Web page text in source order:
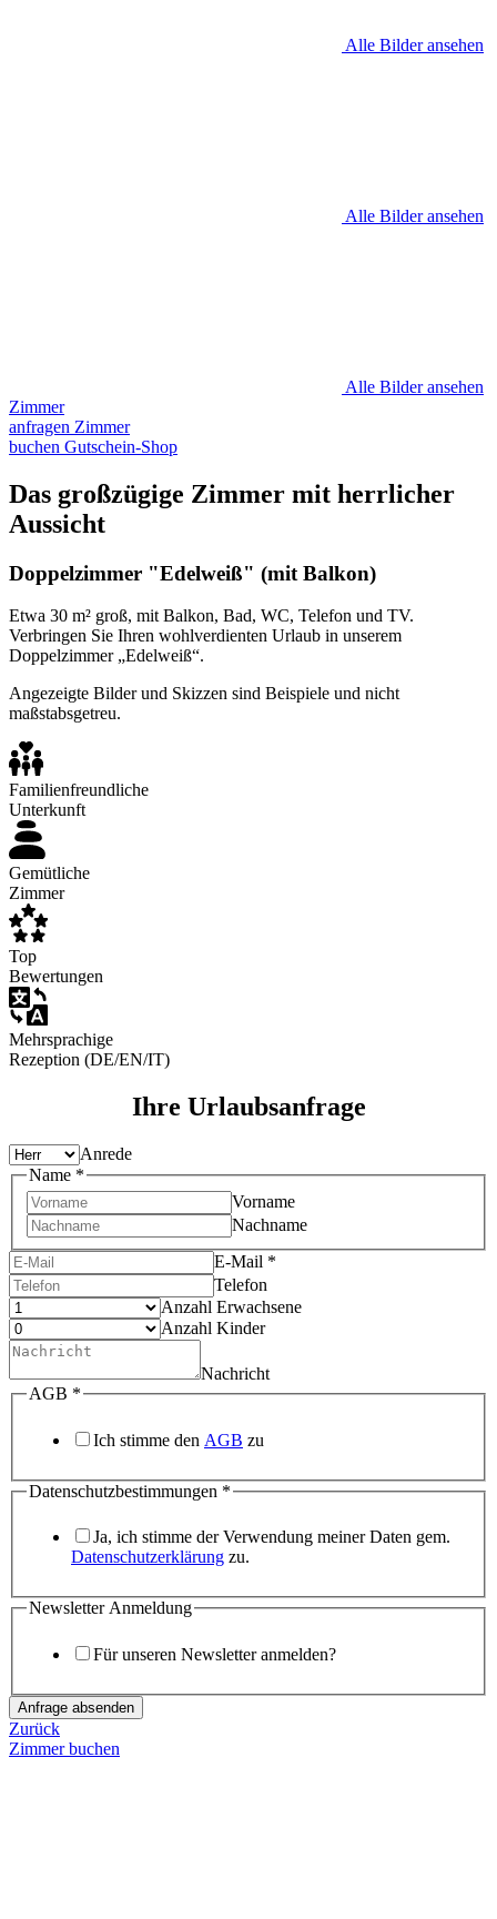
Alle Bilder ansehen
Alle Bilder ansehen
Alle Bilder ansehen
Zimmer
anfragen Zimmer
buchen Gutschein-Shop
Das großzügige Zimmer mit herrlicher
Aussicht
Doppelzimmer "Edelweiß" (mit Balkon)
Etwa 30 m² groß, mit Balkon, Bad, WC, Telefon und TV.
Verbringen Sie Ihren wohlverdienten Urlaub in unserem
Doppelzimmer „Edelweiß“.
Angezeigte Bilder und Skizzen sind Beispiele und nicht
maßstabsgetreu.
Familienfreundliche
Unterkunft
Gemütliche
Zimmer
Top
Bewertungen
Mehrsprachige
Rezeption (DE/EN/IT)
Ihre Urlaubsanfrage
Anrede
Name *
Vorname
Nachname
E-Mail *
Telefon
Anzahl Erwachsene
Anzahl Kinder
Nachricht
AGB *
Ich stimme den AGB zu
Datenschutzbestimmungen *
Ja, ich stimme der Verwendung meiner Daten gem.
Datenschutzerklärung zu.
Newsletter Anmeldung
Für unseren Newsletter anmelden?
Anfrage absenden
Zurück
Zimmer buchen